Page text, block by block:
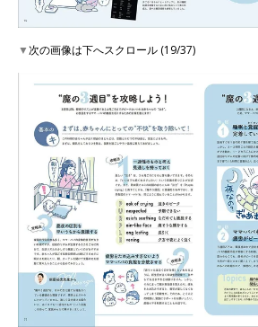
▼次の画像は下へスクロール (19/37)